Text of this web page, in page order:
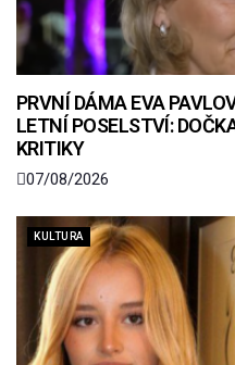
PRVNÍ DÁMA EVA
LETNÍ POSELSTVÍ:
KRITIKY
07/08/2026
KULTURA